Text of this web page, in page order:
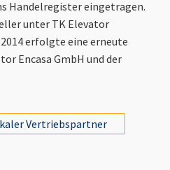
Handelregister eingetragen.
unter TK Elevator
erfolgte eine erneute
Encasa GmbH und der
Vertriebspartner